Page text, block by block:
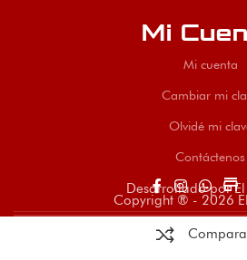
Mi
Mi cuenta
Cambiar mi
Olvidé mi
Contáctenos
store
Desarrollado por
Copyright ® - 2026